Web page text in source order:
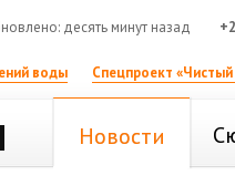
десять минут назад
воды Спецпроект «Чистый
Новости